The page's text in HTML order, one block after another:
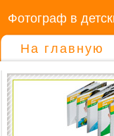
Фотограф в
На главную